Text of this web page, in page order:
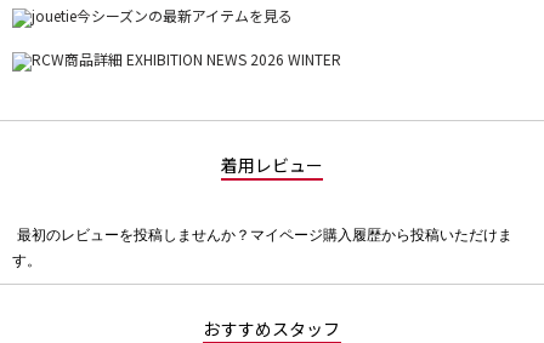
着用レビュー
価
最初のレビューを投稿しませんか？マイページ購入履歴から投稿いただけま
す。
おすすめスタッフ